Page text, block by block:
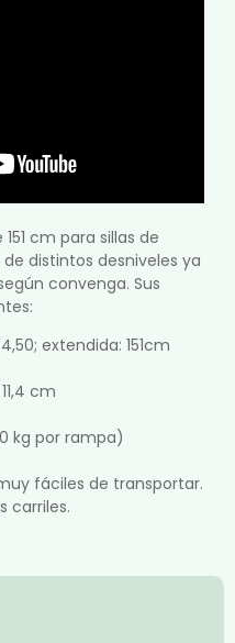
cm para sillas de
distintos desniveles ya
convenga. Sus
extendida: 151cm
cm
kg por rampa)
fáciles de transportar.
carriles.